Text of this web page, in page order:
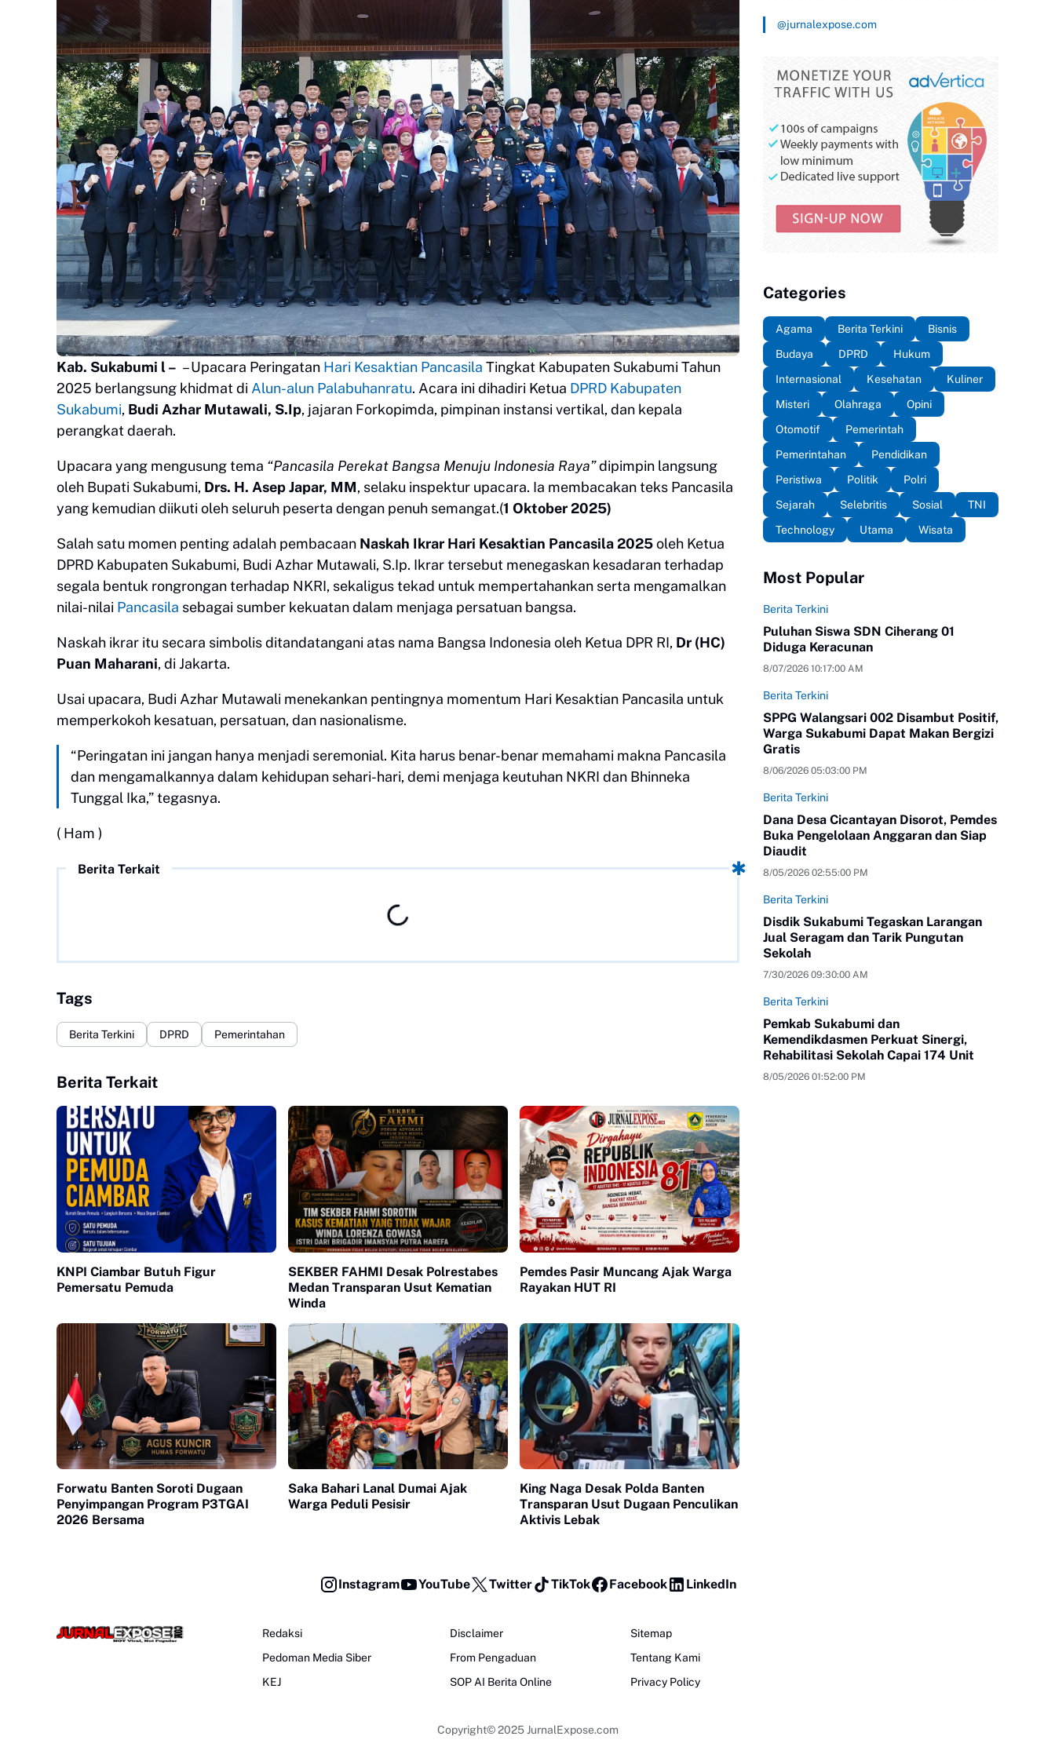
Kab. Sukabumi l – – Upacara Peringatan Hari Kesaktian Pancasila Tingkat Kabupaten Sukabumi Tahun
2025 berlangsung khidmat di Alun-alun Palabuhanratu. Acara ini dihadiri Ketua DPRD Kabupaten
Sukabumi, Budi Azhar Mutawali, S.Ip, jajaran Forkopimda, pimpinan instansi vertikal, dan kepala
perangkat daerah.
Upacara yang mengusung tema “Pancasila Perekat Bangsa Menuju Indonesia Raya”dipimpin langsung
oleh Bupati Sukabumi, Drs. H. Asep Japar, MM, selaku inspektur upacara. Ia membacakan teks Pancasila
yang kemudian diikuti oleh seluruh peserta dengan penuh semangat.(1 Oktober 2025)
Salah satu momen penting adalah pembacaan Naskah Ikrar Hari Kesaktian Pancasila 2025oleh Ketua
DPRD Kabupaten Sukabumi, Budi Azhar Mutawali, S.Ip. Ikrar tersebut menegaskan kesadaran terhadap
segala bentuk rongrongan terhadap NKRI, sekaligus tekad untuk mempertahankan serta mengamalkan
nilai-nilai Pancasila sebagai sumber kekuatan dalam menjaga persatuan bangsa.
Naskah ikrar itu secara simbolis ditandatangani atas nama Bangsa Indonesia oleh Ketua DPR RI, Dr (HC)
Puan Maharani, di Jakarta.
Usai upacara, Budi Azhar Mutawali menekankan pentingnya momentum Hari Kesaktian Pancasila untuk
memperkokoh kesatuan, persatuan, dan nasionalisme.
“Peringatan ini jangan hanya menjadi seremonial. Kita harus benar-benar memahami makna Pancasila
dan mengamalkannya dalam kehidupan sehari-hari, demi menjaga keutuhan NKRI dan Bhinneka
Tunggal Ika,” tegasnya.
( Ham )
Berita Terkait
Tags
Berita Terkini DPRD Pemerintahan
Berita Terkait
KNPI Ciambar Butuh Figur
Pemersatu Pemuda
SEKBER FAHMI Desak Polrestabes
Medan Transparan Usut Kematian
Winda
Pemdes Pasir Muncang Ajak Warga
Rayakan HUT RI
Forwatu Banten Soroti Dugaan
Penyimpangan Program P3TGAI
2026 Bersama
Saka Bahari Lanal Dumai Ajak
Warga Peduli Pesisir
King Naga Desak Polda Banten
Transparan Usut Dugaan Penculikan
Aktivis Lebak
@jurnalexpose.com
Categories
Agama Berita Terkini
Bisnis
Budaya
DPRD
Hukum
Internasional
Kesehatan
Kuliner
Misteri
Olahraga
Opini
Otomotif
Pemerintah
Pemerintahan
Pendidikan
Peristiwa
Politik
Polri
Sejarah
Selebritis Sosial
TNI
Technology
Utama Wisata
Most Popular
Berita Terkini
Puluhan Siswa SDN Ciherang 01
Diduga Keracunan
8/07/2026 10:17:00 AM
Berita Terkini
SPPG Walangsari 002 Disambut Positif,
Warga Sukabumi Dapat Makan Bergizi
Gratis
8/06/2026 05:03:00 PM
Berita Terkini
Dana Desa Cicantayan Disorot, Pemdes
Buka Pengelolaan Anggaran dan Siap
Diaudit
8/05/2026 02:55:00 PM
Berita Terkini
Disdik Sukabumi Tegaskan Larangan
Jual Seragam dan Tarik Pungutan
Sekolah
7/30/2026 09:30:00 AM
Berita Terkini
Pemkab Sukabumi dan
Kemendikdasmen Perkuat Sinergi,
Rehabilitasi Sekolah Capai 174 Unit
8/05/2026 01:52:00 PM
Instagram YouTube Twitter TikTok Facebook LinkedIn
Redaksi
Pedoman Media Siber
KEJ
Disclaimer
From Pengaduan
SOP AI Berita Online
Sitemap
Tentang Kami
Privacy Policy
Copyright© 2025JurnalExpose.com